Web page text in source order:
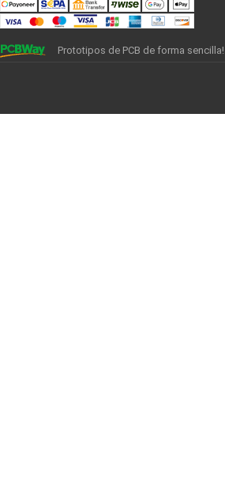
Prototipos de PCB de forma sencilla!